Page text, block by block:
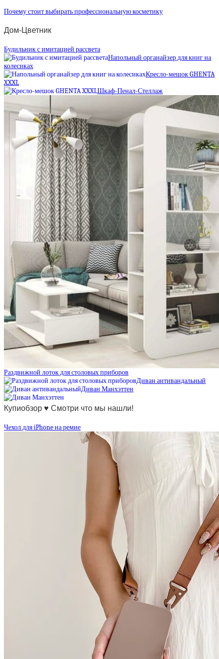
Почему стоит выбирать профессиональную косметику
Дом-Цветник
Будильник с имитацией рассвета
Напольный органайзер для книг на
колесиках
Кресло-мешок GHENTA
XXXL
Шкаф-Пенал-Стеллаж
Раздвижной лоток для столовых приборов
Диван антивандальный
Диван Манхэттен
Купиобзор ♥ Смотри что мы нашли!
Чехол для iPhone на ремне